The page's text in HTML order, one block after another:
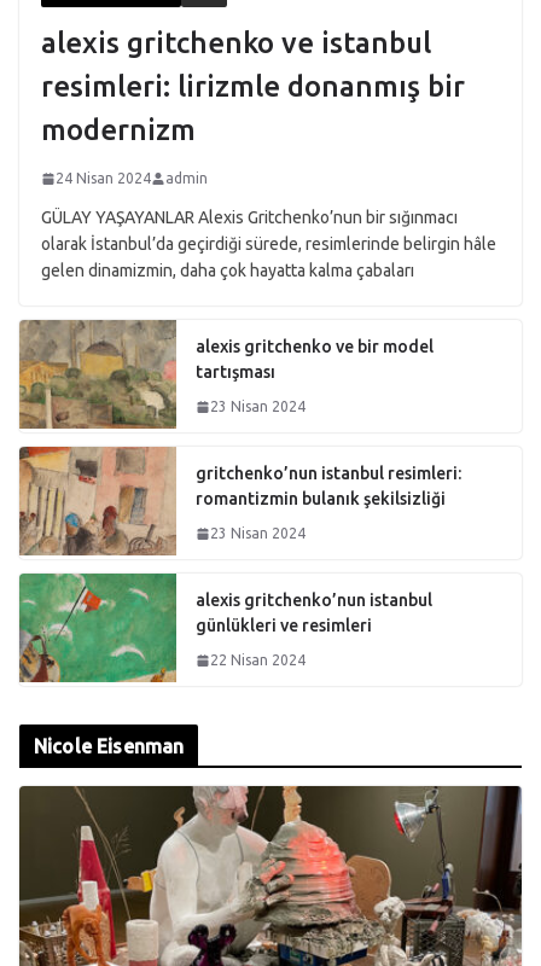
alexis gritchenko ve istanbul
resimleri: lirizmle donanmış bir
modernizm
24 Nisan 2024 admin
GÜLAY YAŞAYANLAR Alexis Gritchenko’nun bir sığınmacı
olarak İstanbul’da geçirdiği sürede, resimlerinde belirgin hâle
gelen dinamizmin, daha çok hayatta kalma çabaları
alexis gritchenko ve bir model
tartışması
23 Nisan 2024
gritchenko’nun istanbul resimleri:
romantizmin bulanık şekilsizliği
23 Nisan 2024
alexis gritchenko’nun istanbul
günlükleri ve resimleri
22 Nisan 2024
Nicole Eisenman